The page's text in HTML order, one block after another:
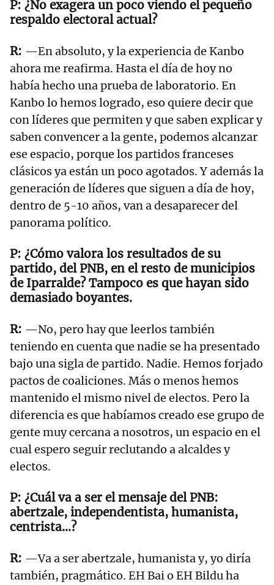
¿No exagera un poco viendo el pequeño
respaldo electoral actual?
—En absoluto, y la experiencia de Kanbo
ahora me reafirma. Hasta el día de hoy no
había hecho una prueba de laboratorio. En
Kanbo lo hemos logrado, eso quiere decir que
con líderes que permiten y que saben explicar y
saben convencer a la gente, podemos alcanzar
ese espacio, porque los partidos franceses
clásicos ya están un poco agotados. Y además la
generación de líderes que siguen a día de hoy,
dentro de 5-10 años, van a desaparecer del
panorama político.
¿Cómo valora los resultados de su
partido, del PNB, en el resto de municipios
de Iparralde? Tampoco es que hayan sido
demasiado boyantes.
—No, pero hay que leerlos también
teniendo en cuenta que nadie se ha presentado
bajo una sigla de partido. Nadie. Hemos forjado
pactos de coaliciones. Más o menos hemos
mantenido el mismo nivel de electos. Pero la
diferencia es que habíamos creado ese grupo de
gente muy cercana a nosotros, un espacio en el
cual espero seguir reclutando a alcaldes y
electos.
¿Cuál va a ser el mensaje del PNB:
abertzale, independentista, humanista,
centrista...?
—Va a ser abertzale, humanista y, yo diría
también, pragmático. EH Bai o EH Bildu ha